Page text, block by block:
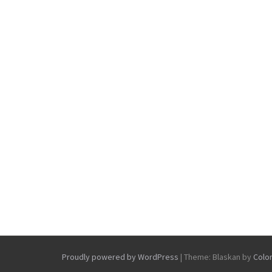
Proudly powered by WordPress | Theme: Blaskan by